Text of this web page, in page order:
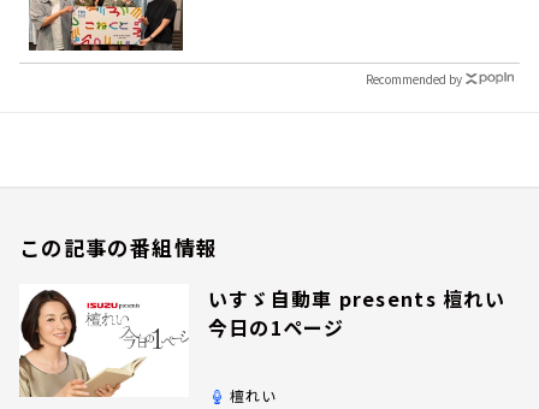
Recommended by
この記事の番組情報
いすゞ自動車 presents 檀れい
今日の1ページ
檀れい